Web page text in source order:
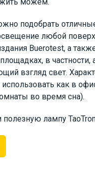
подобрать
любой
Buerotest, а
в
взгляд свет.
как в
во время сна).
лампу